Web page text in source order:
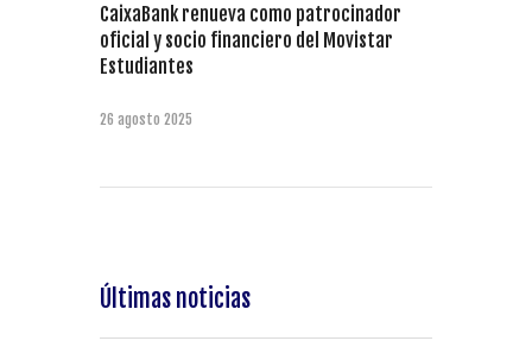
CaixaBank renueva como patrocinador
oficial y socio financiero del Movistar
Estudiantes
26 agosto 2025
Últimas noticias